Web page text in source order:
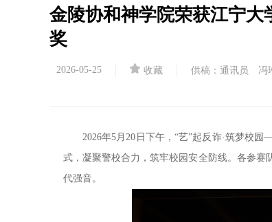
金陵协和神学院荣获江宁
奖
2026-05-25 收藏 供稿：通讯员 冯
2026年5月20日下午，“艺”起反诈·筑梦校
式，凝聚警校合力，筑牢校园安全防线。各参
代强音。